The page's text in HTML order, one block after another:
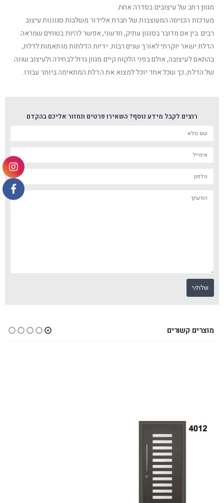
מגוון רחב של עיצובים בסדרה אחת.
מערכות הכניסה המעוצבות של חברת אלידור משלבות סגנונות עיצוב
רבים. בין אם מדובר בסגנון עתיק, חדשני, אפשר להיות בטוחים שמראה
הדלת ישאר יוקרתי לאורך שנים רבות. ידיות הדלתות מותאמות לדלת,
בהתאם לעיצובה, אולם בפני הלקוח קיים מגוון גדול לבחירה ולעיצוב שונה
של הדלת, כך שכל אחד יוכל למצוא את הדלת המתאימה ביותר עבורו.
רוצים לקבל מידע נוסף? השאירו פרטים ונחזור אליכם בהקדם
מוצרים קשורים